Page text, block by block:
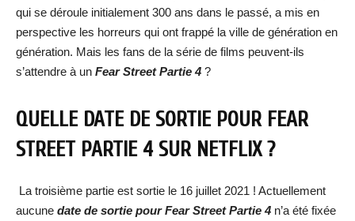
qui se déroule initialement 300 ans dans le passé, a mis en
perspective les horreurs qui ont frappé la ville de génération en
génération. Mais les fans de la série de films peuvent-ils
s’attendre à un Fear Street Partie 4 ?
QUELLE DATE DE SORTIE POUR FEAR
STREET PARTIE 4 SUR NETFLIX ?
La troisième partie est sortie le 16 juillet 2021 ! Actuellement
aucune date de sortie pour Fear Street Partie 4 n’a été fixée